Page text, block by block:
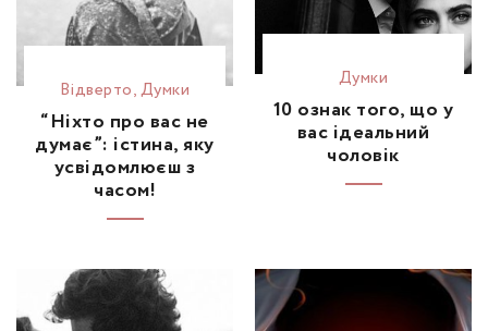
Відвертo,Думки
“Ніхто про вас не
думає”: істина, яку
усвідомлюєш з
часом!
Думки
10 ознак того, що у
вас ідеальний
чоловік